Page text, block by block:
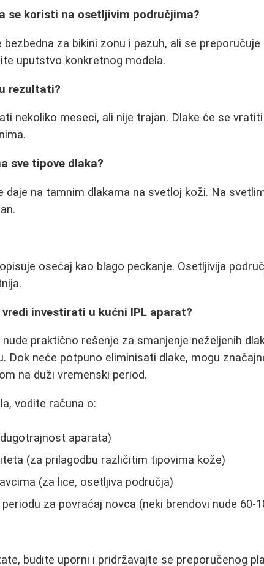
se koristi na osetljivim područjima?
bezbedna za bikini zonu i pazuh, ali se
uputstvo konkretnog modela.
rezultati?
nekoliko meseci, ali nije trajan. Dlake će se
sve tipove dlaka?
daje na tamnim dlakama na svetloj koži. Na
osećaj kao blago peckanje. Osetljivija
investirati u kućni IPL aparat?
praktično rešenje za smanjenje neželjenih
Dok neće potpuno eliminisati dlake, mogu
na duži vremenski period.
vodite računa o:
aparata)
(za prilagodbu različitim tipovima kože)
(za lice, osetljiva područja)
za povraćaj novca (neki brendovi nude 60-
budite uporni i pridržavajte se preporučenog